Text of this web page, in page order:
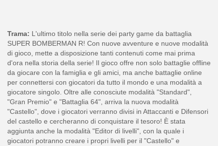
Trama: L'ultimo titolo nella serie dei party game da battaglia
SUPER BOMBERMAN R! Con nuove avventure e nuove modalità
di gioco, mette a disposizione tanti contenuti come mai prima
d'ora nella storia della serie! Il gioco offre non solo battaglie offline
da giocare con la famiglia e gli amici, ma anche battaglie online
per connettersi con giocatori da tutto il mondo e una modalità a
giocatore singolo. Oltre alle conosciute modalità "Standard",
"Gran Premio" e "Battaglia 64", arriva la nuova modalità
"Castello", dove i giocatori verranno divisi in Attaccanti e Difensori
del castello e cercheranno di conquistare il tesoro! È stata
aggiunta anche la modalità "Editor di livelli", con la quale i
giocatori potranno creare i propri livelli per il "Castello" e